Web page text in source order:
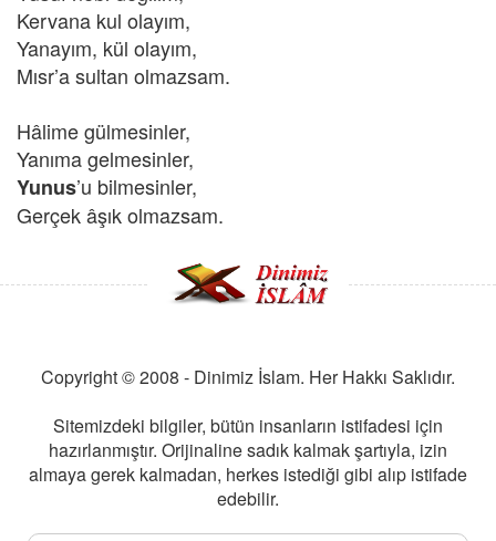
Kervana kul olayım,
Yanayım, kül olayım,
Mısr’a sultan olmazsam.
Hâlime gülmesinler,
Yanıma gelmesinler,
Yunus’u bilmesinler,
Gerçek âşık olmazsam.
Copyright © 2008 - Dinimiz İslam. Her Hakkı Saklıdır.
Sitemizdeki bilgiler, bütün insanların istifadesi için
hazırlanmıştır. Orijinaline sadık kalmak şartıyla, izin
almaya gerek kalmadan, herkes istediği gibi alıp istifade
edebilir.